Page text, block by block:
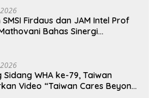
SMSI Firdaus dan JAM Intel Prof
Bahas Sinergi
Pengawasan Program
Sidang WHA ke-79, Taiwan
Video “Taiwan Cares Beyond